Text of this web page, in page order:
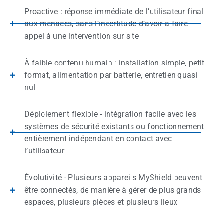
Proactive : réponse immédiate de l’utilisateur final
aux menaces, sans l’incertitude d’avoir à faire
appel à une intervention sur site
À faible contenu humain : installation simple, petit
format, alimentation par batterie, entretien quasi
nul
Déploiement flexible - intégration facile avec les
systèmes de sécurité existants ou fonctionnement
entièrement indépendant en contact avec
l’utilisateur
Évolutivité - Plusieurs appareils MyShield peuvent
être connectés, de manière à gérer de plus grands
espaces, plusieurs pièces et plusieurs lieux